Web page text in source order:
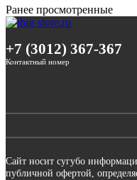
Ранее просмотренные
+7 (3012) 367-367
Контактный номер
Сайт носит сугубо
публичной офертой,